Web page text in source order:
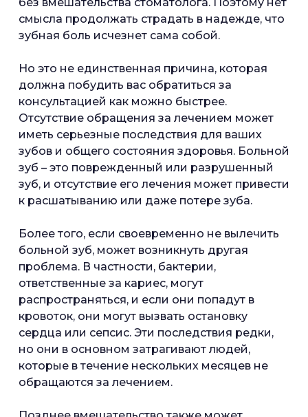
смысла продолжать страдать в надежде, что
зубная боль исчезнет сама собой.
Но это не единственная причина, которая
должна побудить вас обратиться за
консультацией как можно быстрее.
Отсутствие обращения за лечением может
иметь серьезные последствия для ваших
зубов и общего состояния здоровья. Больной
зуб – это поврежденный или разрушенный
зуб, и отсутствие его лечения может привести
к расшатыванию или даже потере зуба.
Более того, если своевременно не вылечить
больной зуб, может возникнуть другая
проблема. В частности, бактерии,
ответственные за кариес, могут
распространяться, и если они попадут в
кровоток, они могут вызвать остановку
сердца или сепсис. Эти последствия редки,
но они в основном затрагивают людей,
которые в течение нескольких месяцев не
обращаются за лечением.